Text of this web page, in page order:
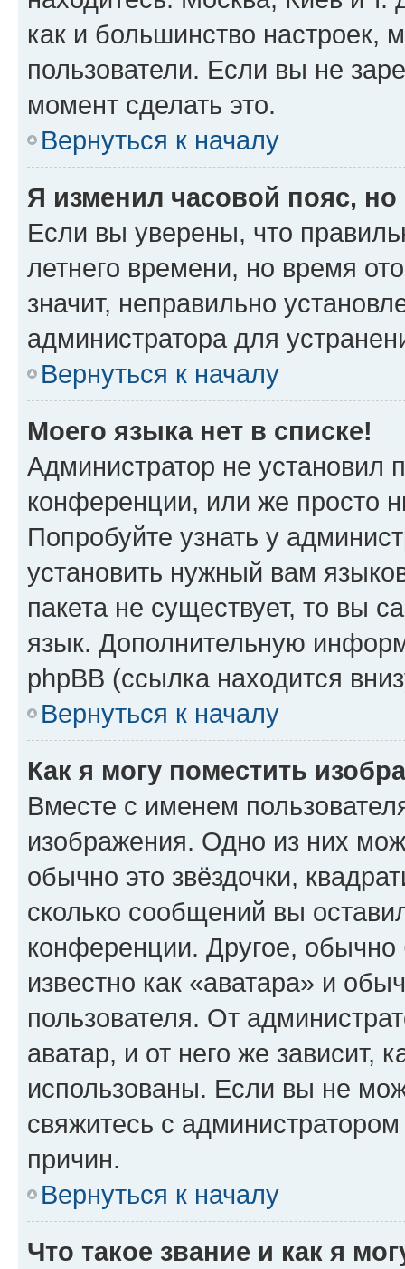
как и большинство настроек,
пользователи. Если вы не
момент сделать это.
Вернуться к началу
Я изменил часовой пояс,
Если вы уверены, что
летнего времени, но время
значит, неправильно
администратора для
Вернуться к началу
Моего языка нет в списке!
Администратор не установил
конференции, или же просто
Попробуйте узнать у
установить нужный вам
пакета не существует, то вы
язык. Дополнительную
phpBB (ссылка находится
Вернуться к началу
Как я могу поместить
Вместе с именем
изображения. Одно из них
обычно это звёздочки,
сколько сообщений вы
конференции. Другое,
известно как «аватара» и
пользователя. От
аватар, и от него же зависит,
использованы. Если вы не
свяжитесь с
причин.
Вернуться к началу
Что такое звание и как я